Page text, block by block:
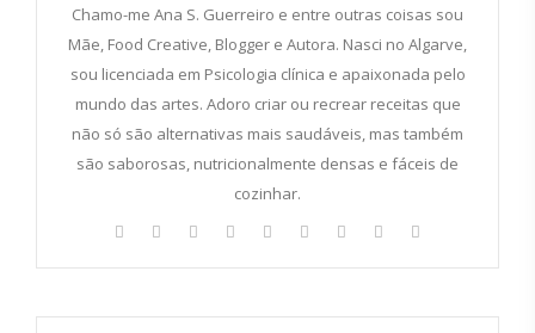
Chamo-me Ana S. Guerreiro e entre outras coisas sou
Mãe, Food Creative, Blogger e Autora. Nasci no Algarve,
sou licenciada em Psicologia clínica e apaixonada pelo
mundo das artes. Adoro criar ou recrear receitas que
não só são alternativas mais saudáveis, mas também
são saborosas, nutricionalmente densas e fáceis de
cozinhar.